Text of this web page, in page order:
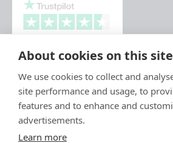
About cookies on this site
We use cookies to collect and
site performance and usage, to
features and to enhance and
advertisements.
Learn more